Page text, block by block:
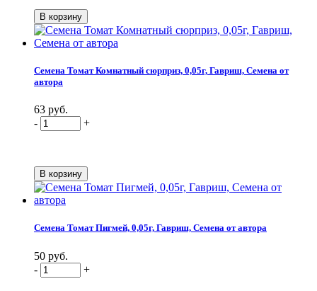
Семена Томат Комнатный сюрприз, 0,05г, Гавриш, Семена от
автора
63 руб.
-
+
Семена Томат Пигмей, 0,05г, Гавриш, Семена от автора
50 руб.
-
+